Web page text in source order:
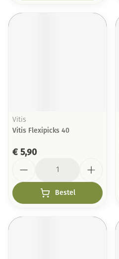
Vitis
Vitis Flexipicks 40
€ 5,90
Bestel